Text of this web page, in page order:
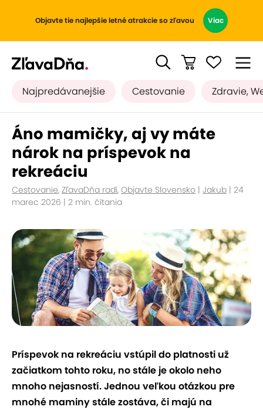
Objavte tie najlepšie letné atrakcie so zľavou Viac
Najpredávanejšie Cestovanie Zdravie,
Áno mamičky, aj vy máte
nárok na príspevok na
rekreáciu
Cestovanie, ZľavaDňa radí, Objavte Slovensko | Jakub | 24
marec 2026 | 2 min. čítania
Príspevok na rekreáciu vstúpil do platnosti už
začiatkom tohto roku, no stále je okolo neho
mnoho nejasností. Jednou veľkou otázkou pre
mnohé maminy stále zostáva, či majú na